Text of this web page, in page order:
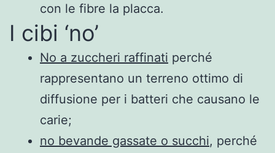
con le fibre la placca.
I cibi ‘no’
No a zuccheri raffinati perché
rappresentano un terreno ottimo di
diffusione per i batteri che causano le
carie;
no bevande gassate o succhi, perché